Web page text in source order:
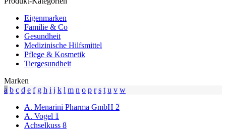
Eigenmarken
Familie & Co
Gesundheit
Medizinische Hilfsmittel
Pflege & Kosmetik
Tiergesundheit
Marken
a b c d e f g h i j k l m n o p r s t u v w
A. Menarini Pharma GmbH 2
A. Vogel 1
Achselkuss 8